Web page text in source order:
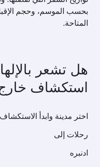
بحسب الموسم، وحجم
المتاحة.
هل تشعر
استكشاف خارج
اختر مدينة وابدأ
رحلات إلى
ادنبره